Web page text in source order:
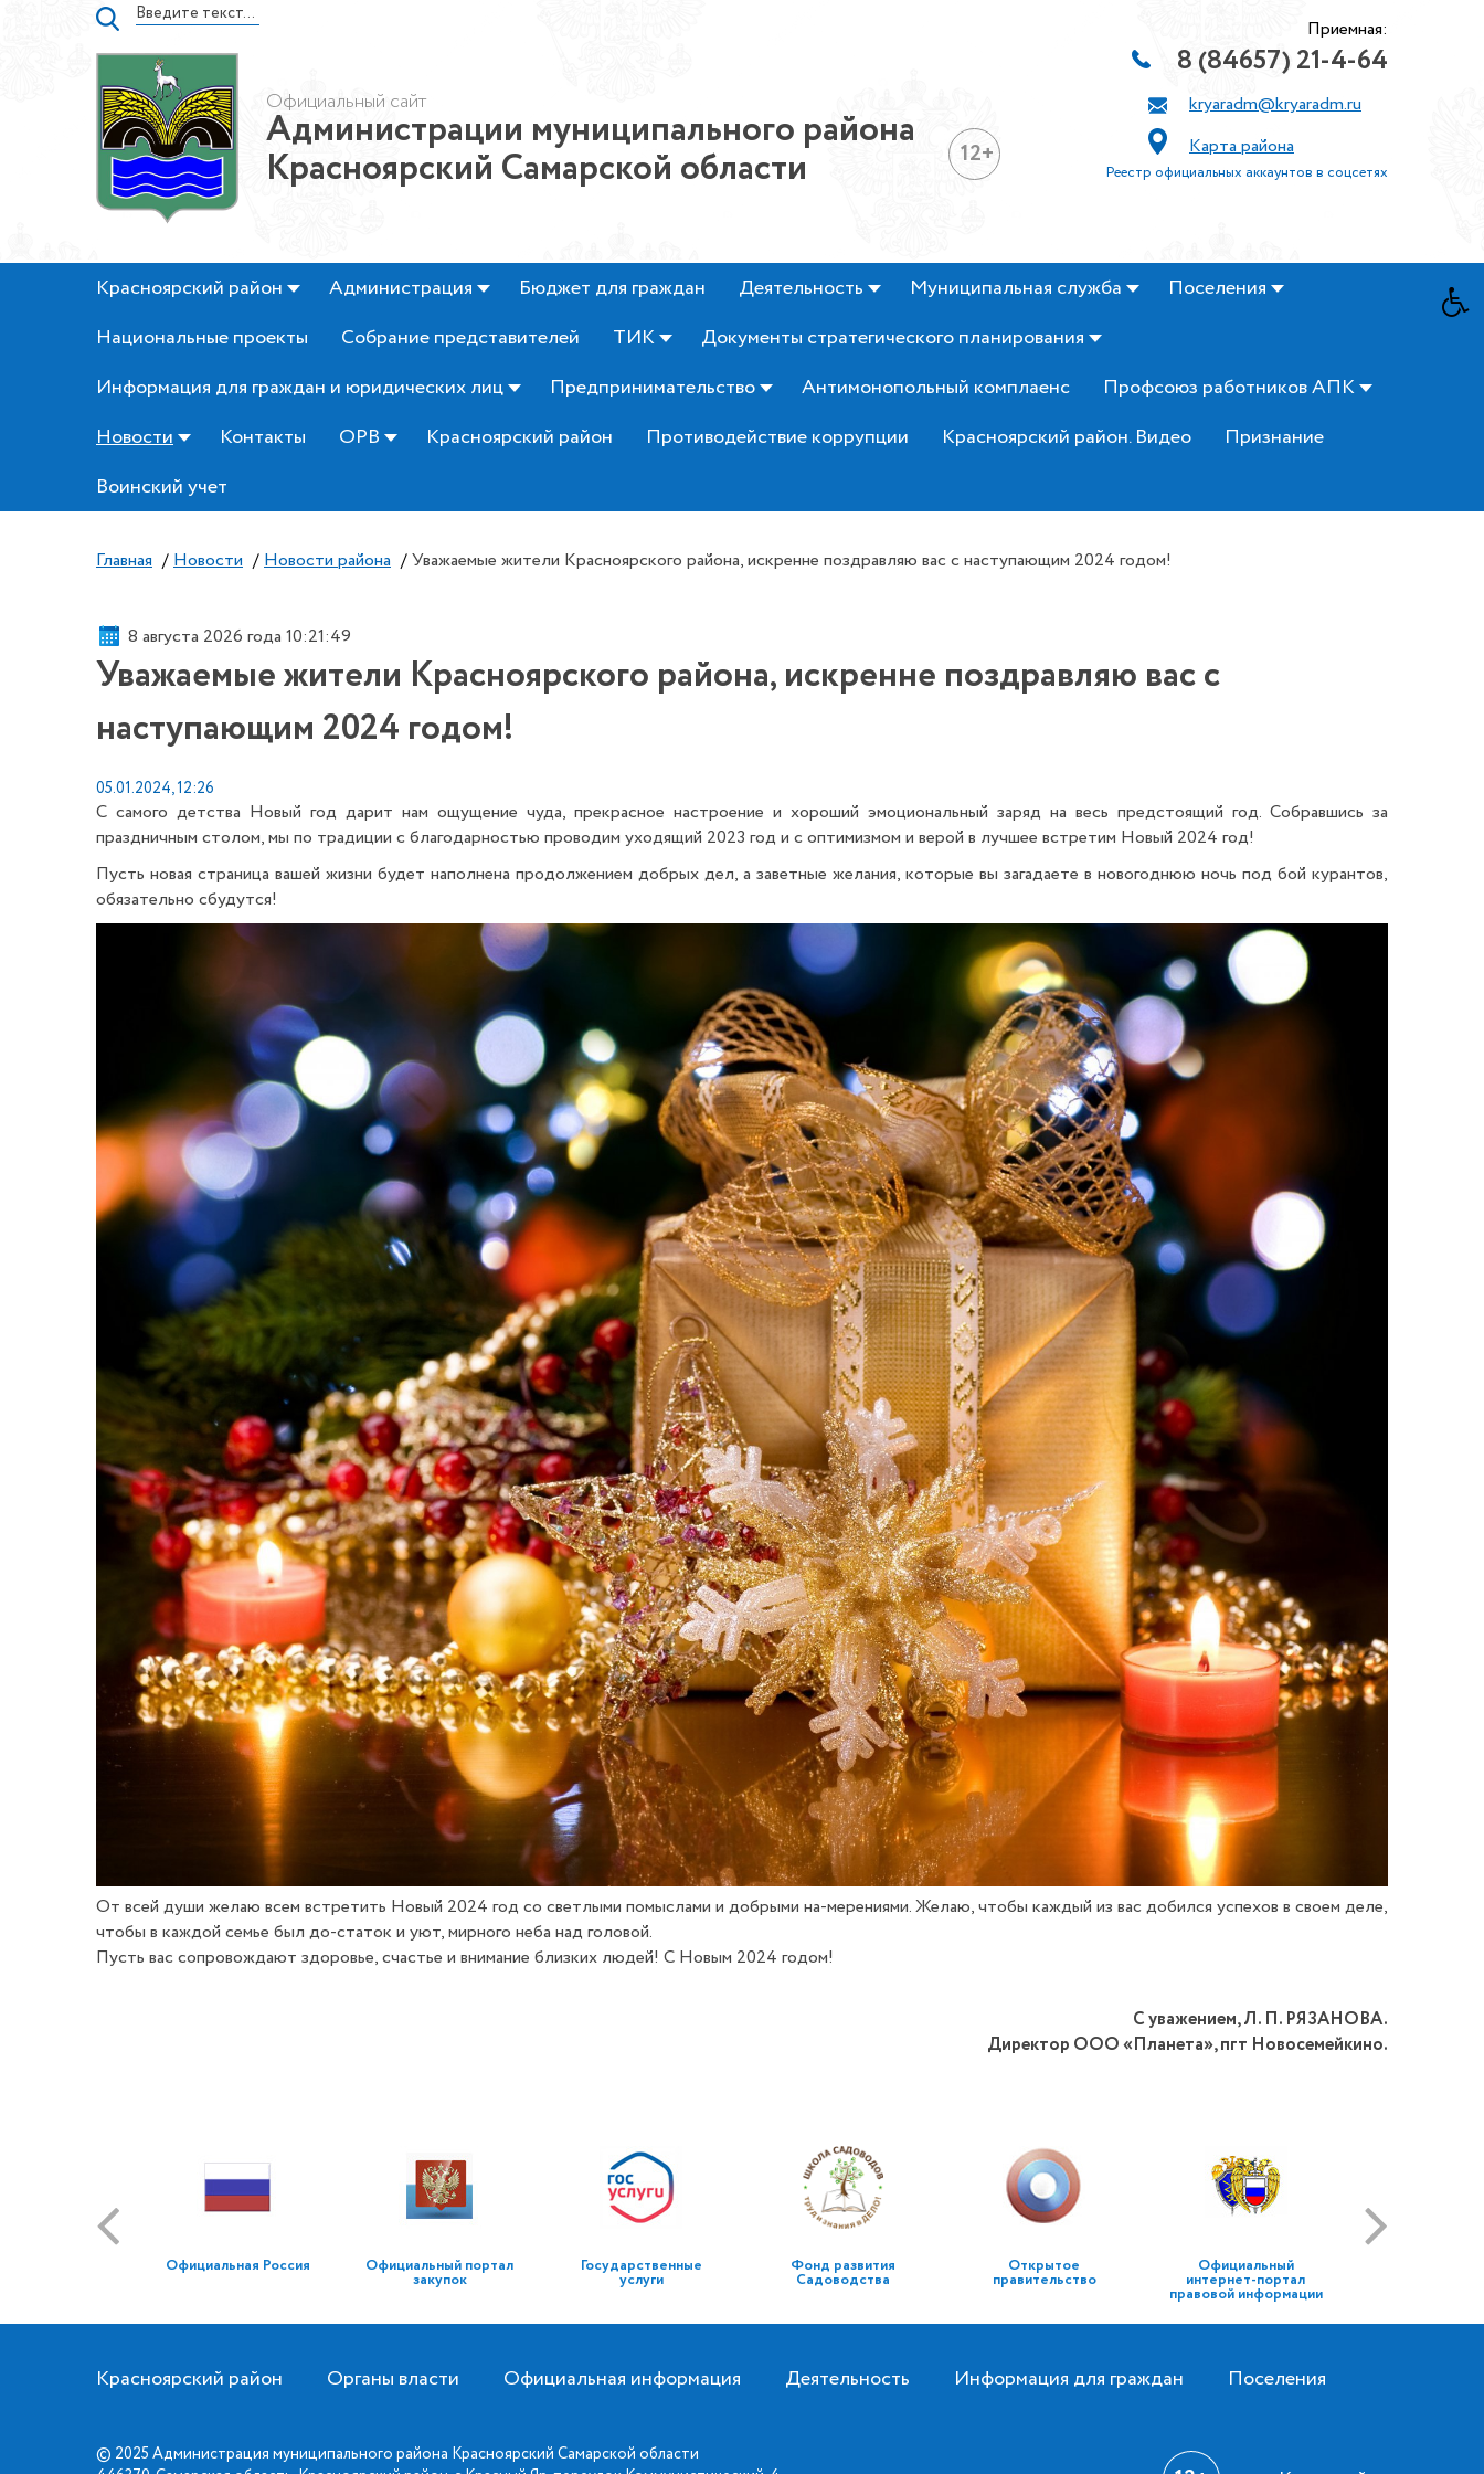
Официальный сайт
Администрации муниципального района
Красноярский Самарской области 12+
Приемная:
8 (84657) 21-4-64
kryaradm@kryaradm.ru
Карта района
Реестр официальных аккаунтов в соцсетях
Красноярский район Администрация Бюджет для граждан Деятельность Муниципальная служба
Поселения
Национальные проекты
Собрание представителей ТИК
Документы стратегического планирования
Информация для граждан и юридических лиц
Предпринимательство Антимонопольный комплаенс
Профсоюз работников АПК
Новости
Контакты ОРВ Красноярский район Противодействие коррупции Красноярский район. Видео
Признание
Воинский учет
Главная / Новости / Новости района / Уважаемые жители Красноярского района, искренне поздравляю вас с наступающим 2024 годом!
8 августа 2026 года 10:21:50
Уважаемые жители Красноярского района, искренне поздравляю вас с
наступающим 2024 годом!
05.01.2024, 12:26
С самого детства Новый год дарит нам ощущение чуда, прекрасное настроение и хороший эмоциональный заряд на весь предстоящий год. Собравшись за
праздничным столом, мы по традиции с благодарностью проводим уходящий 2023 год и с оптимизмом и верой в лучшее встретим Новый 2024 год!
Пусть новая страница вашей жизни будет наполнена продолжением добрых дел, а заветные желания, которые вы загадаете в новогоднюю ночь под бой курантов,
обязательно сбудутся!
От всей души желаю всем встретить Новый 2024 год со светлыми помыслами и добрыми на-мерениями. Желаю, чтобы каждый из вас добился успехов в своем деле,
чтобы в каждой семье был до-статок и уют, мирного неба над головой.
Пусть вас сопровождают здоровье, счастье и внимание близких людей! С Новым 2024 годом!
С уважением, Л. П. РЯЗАНОВА.
Директор ООО «Планета», пгт Новосемейкино.
Официальная Россия Официальный портал
закупок
Государственные
услуги
Фонд развития
Садоводства
Открытое
правительство
Официальный
интернет-портал
правовой информации
Красноярский район Органы власти Официальная информация Деятельность Информация для граждан Поселения
© 2025 Администрация муниципального района Красноярский Самарской области